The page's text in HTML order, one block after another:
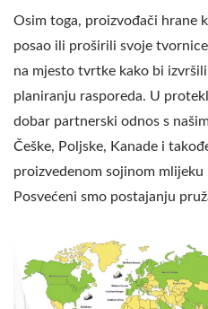
Osim toga, proizvođači hrane
posao ili proširili svoje
na mjesto tvrtke kako bi
planiranju rasporeda. U
dobar partnerski odnos s
Češke, Poljske, Kanade i
proizvedenom sojinom
Posvećeni smo postajanju